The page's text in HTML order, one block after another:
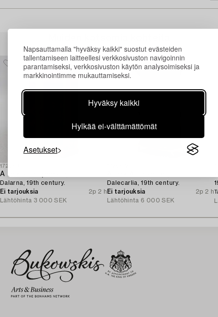
Napsauttamalla "hyväksy kaikki" suostut evästeiden
tallentamiseen laitteellesi verkkosivuston navigoinnin
parantamiseksi, verkkosivuston käytön analysoimiseksi ja
markkinointimme mukauttamiseksi.
Hyväksy kaikki
Hylkää ei-välttämättömät
Asetukset
1729438
A folk art cupboard,
Dalarna, 19th century.
Ei tarjouksia
2p 2 h
Lähtöhinta 3 000 SEK
Dalecarlia, 19th century.
Ei tarjouksia
2p 2 h
Lähtöhinta 6 000 SEK